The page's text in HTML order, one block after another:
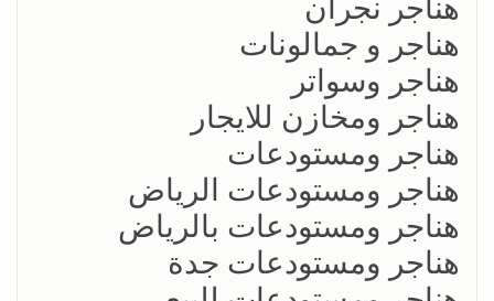
هناجر نجران
هناجر و جمالونات
هناجر وسواتر
هناجر ومخازن للايجار
هناجر ومستودعات
هناجر ومستودعات الرياض
هناجر ومستودعات بالرياض
هناجر ومستودعات جدة